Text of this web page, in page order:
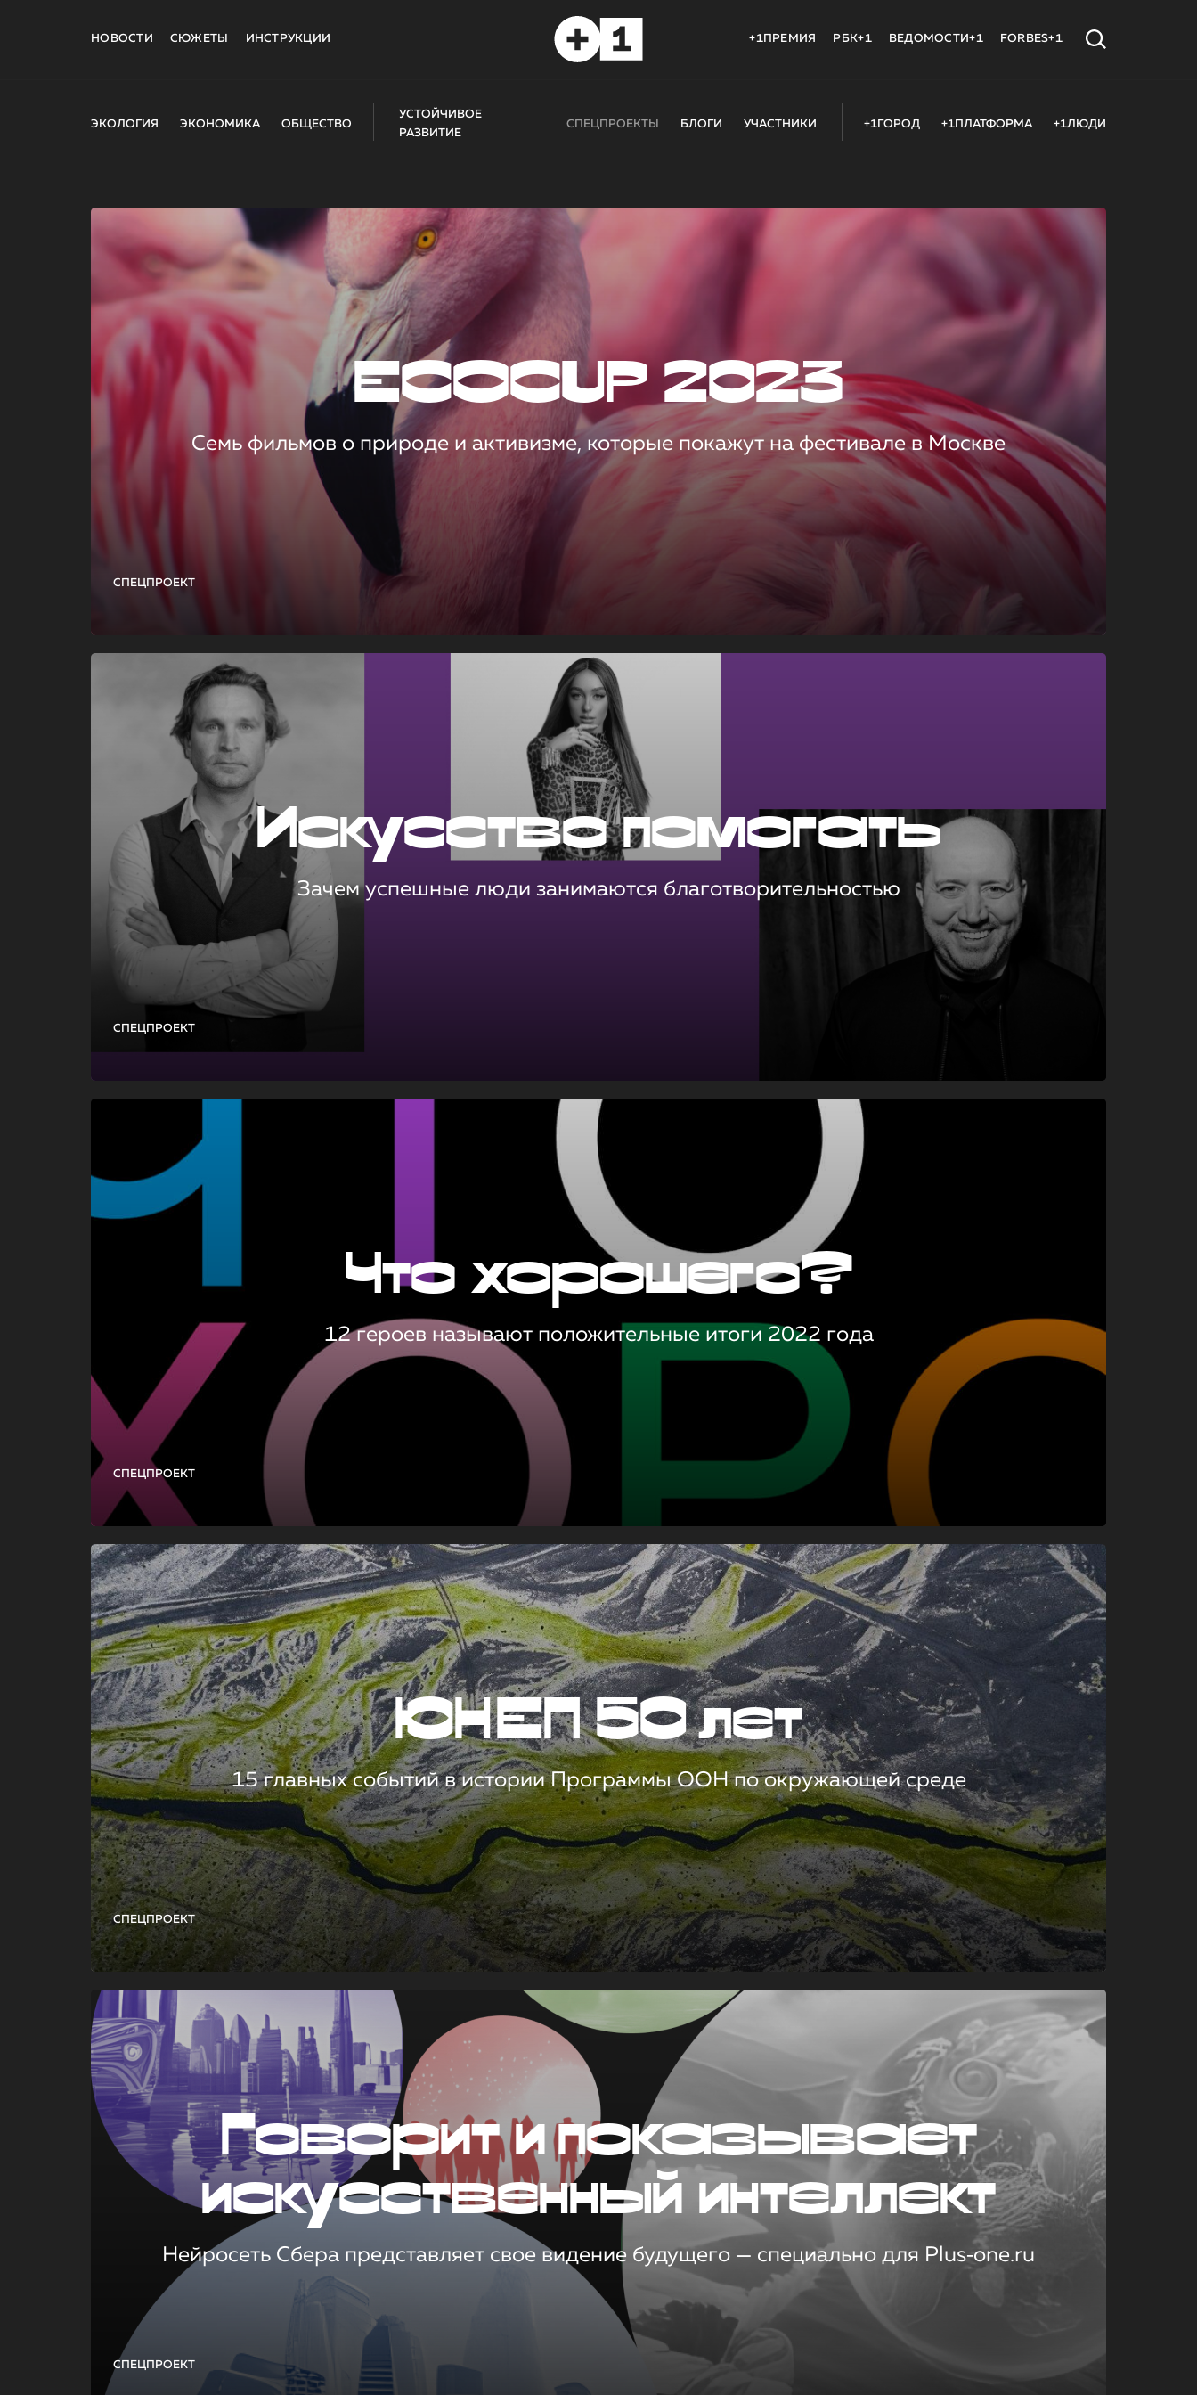
НОВОСТИ СЮЖЕТЫ ИНСТРУКЦИИ +1ПРЕМИЯ РБК+1 ВЕДОМОСТИ+1 FORBES+1
ЭКОЛОГИЯ ЭКОНОМИКА ОБЩЕСТВО
УСТОЙЧИВОЕ
РАЗВИТИЕ
СПЕЦПРОЕКТЫ БЛОГИ УЧАСТНИКИ +1ГОРОД +1ПЛАТФОРМА +1ЛЮДИ
СПЕЦПРОЕКТ
ECOCUP 2023
Семь фильмов о природе и активизме, которые покажут на фестивале в Москве
СПЕЦПРОЕКТ
Искусство помогать
Зачем успешные люди занимаются благотворительностью
СПЕЦПРОЕКТ
Что хорошего?
12 героев называют положительные итоги 2022 года
СПЕЦПРОЕКТ
ЮНЕП 50 лет
15 главных событий в истории Программы ООН по окружающей среде
СПЕЦПРОЕКТ
Говорит и показывает
искусственный интеллект
Нейросеть Сбера представляет свое видение будущего — специально для Plus‑one.ru